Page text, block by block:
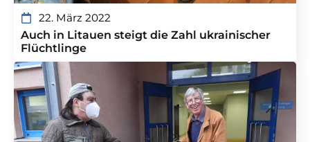
22. März 2022
Auch in Litauen steigt die Zahl ukrainischer
Flüchtlinge